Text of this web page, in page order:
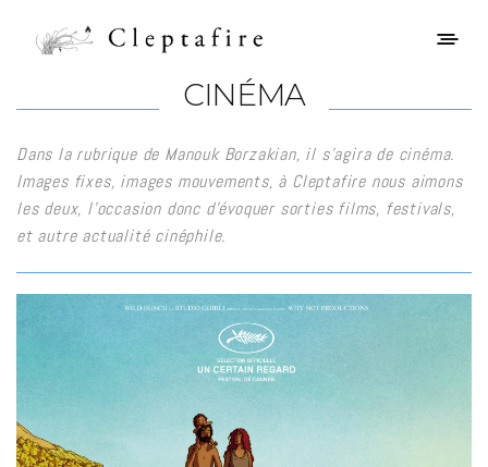
CINÉMA
Dans la rubrique de Manouk Borzakian, il s’agira de cinéma.
Images fixes, images mouvements, à Cleptafire nous aimons
les deux, l’occasion donc d’évoquer sorties films, festivals,
et autre actualité cinéphile.